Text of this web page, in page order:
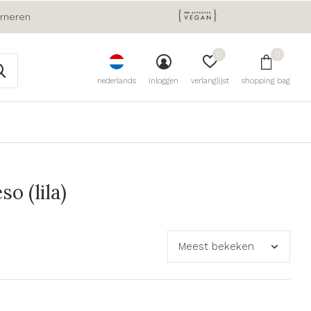
nederlands inloggen verlanglijst
0
shopping bag
0
(lila)